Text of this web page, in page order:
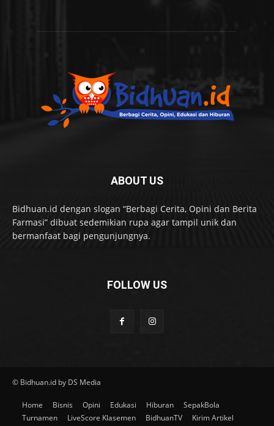
ABOUT US
Bidhuan.id dengan slogan “Berbagi Cerita, Opini dan Berita
Farmasi” dibuat sedemikian rupa agar tampil unik dan
bermanfaat bagi pengunjungnya.
FOLLOW US
© Bidhuan.id by DS Media
Home Bisnis Opini Edukasi Hiburan
SepakBola
Turnamen
LiveScore Klasemen BidhuanTV
Kirim Artikel